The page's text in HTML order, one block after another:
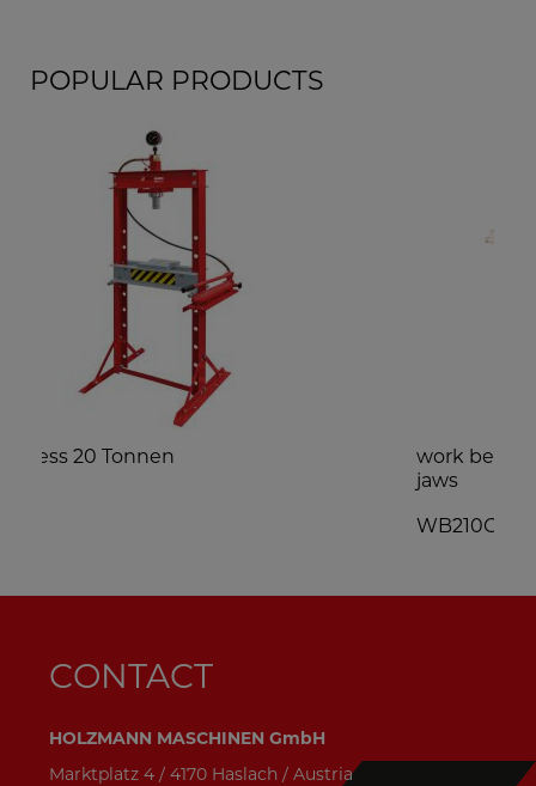
POPULAR PRODUCTS
work bench with cabinet & clamping
CONTACT
HOLZMANN MASCHINEN GmbH
Marktplatz 4 / 4170 Haslach / Austria